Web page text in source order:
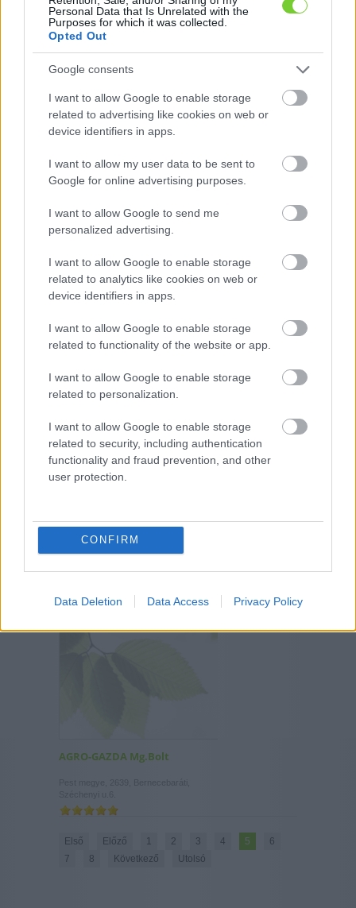
Personal Data that Is Unrelated with the
Purposes for which it was collected.
Opted Out
Google consents
I want to allow Google to enable storage
related to advertising like cookies on web or
device identifiers in apps.
I want to allow my user data to be sent to
Google for online advertising purposes.
I want to allow Google to send me
personalized advertising.
I want to allow Google to enable storage
related to analytics like cookies on web or
device identifiers in apps.
I want to allow Google to enable storage
related to functionality of the website or app.
I want to allow Google to enable storage
related to personalization.
I want to allow Google to enable storage
related to security, including authentication
functionality and fraud prevention, and other
user protection.
CONFIRM
Data Deletion Data Access Privacy Policy
Oázis Budakeszi
Pest megye, 2092, Budakeszi,
Gardenor Kft
Bács-Kiskun megye, 6200,
Megyeri Szabolcs Kertésze..
AGRO-GAZDA Mg.Bolt
Első Előző 1 2 3 4 5
6
7
8 Következő Utolsó